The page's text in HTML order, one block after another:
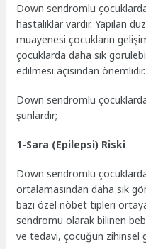
Down sendromlu
hastalıklar vardır. Yapılan
muayenesi çocukların
çocuklarda daha sık
edilmesi açısından önemlidir.
Down sendromlu
şunlardır;
1-Sara (Epilepsi) Riski
Down sendromlu
ortalamasından daha sık
bazı özel nöbet tipleri
sendromu olarak bilinen
ve tedavi, çocuğun zihinsel